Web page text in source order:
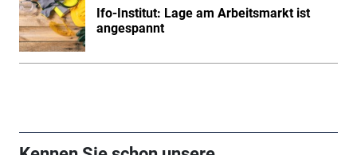
Ifo-Institut: Lage am Arbeitsmarkt ist
angespannt